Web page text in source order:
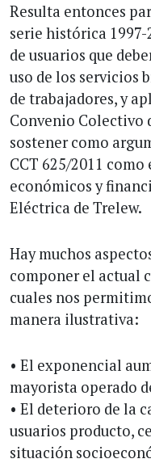
Resulta entonces
serie histórica 1997-
de usuarios que
uso de los servicios
de trabajadores, y
Convenio Colectivo
sostener como
CCT 625/2011
económicos y
Eléctrica de Trelew.
Hay muchos
componer el actual
cuales nos
manera ilustrativa:
• El exponencial
mayorista operado
• El deterioro de la
usuarios producto,
situación